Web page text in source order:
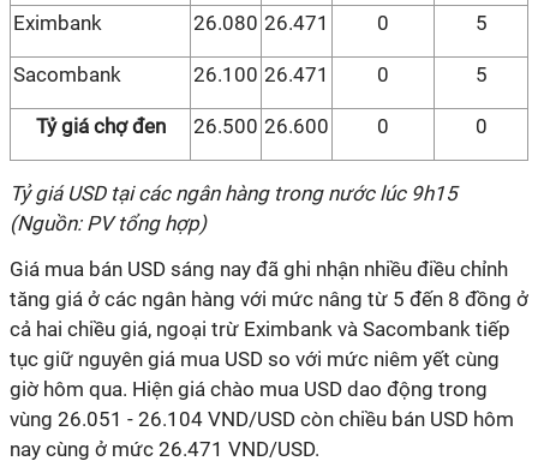
Eximbank 26.080 26.471 0 5
Sacombank 26.100 26.471 0 5
Tỷ giá chợ đen 26.500 26.600 0 0
Tỷ giá USD tại các ngân hàng trong nước lúc 9h15
(Nguồn: PV tổng hợp)
Giá mua bán USD sáng nay đã ghi nhận nhiều điều chỉnh
tăng giá ở các ngân hàng với mức nâng từ 5 đến 8 đồng ở
cả hai chiều giá, ngoại trừ Eximbank và Sacombank tiếp
tục giữ nguyên giá mua USD so với mức niêm yết cùng
giờ hôm qua. Hiện giá chào mua USD dao động trong
vùng 26.051 - 26.104 VND/USD còn chiều bán USD hôm
nay cùng ở mức 26.471 VND/USD.